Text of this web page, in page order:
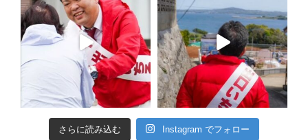
さらに読み込む Instagram でフォロー